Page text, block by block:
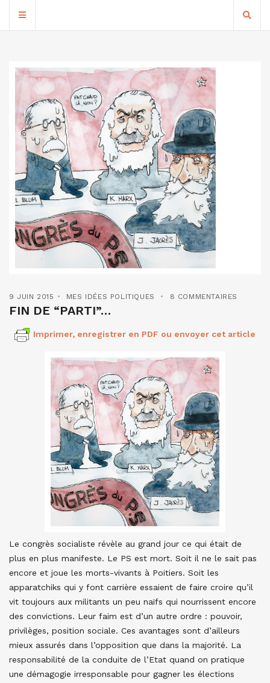
9 JUIN 2015 MES IDÉES POLITIQUES 8 COMMENTAIRES
FIN DE “PARTI”…
Imprimer, enregistrer en PDF ou envoyer cet article
Le congrès socialiste révèle au grand jour ce qui était de
plus en plus manifeste. Le PS est mort. Soit il ne le sait pas
encore et joue les morts-vivants à Poitiers. Soit les
apparatchiks qui y font carrière essaient de faire croire qu’il
vit toujours aux militants un peu naïfs qui nourrissent encore
des convictions. Leur faim est d’un autre ordre : pouvoir,
privilèges, position sociale. Ces avantages sont d’ailleurs
mieux assurés dans l’opposition que dans la majorité. La
responsabilité de la conduite de l’Etat quand on pratique
une démagogie irresponsable pour gagner les élections